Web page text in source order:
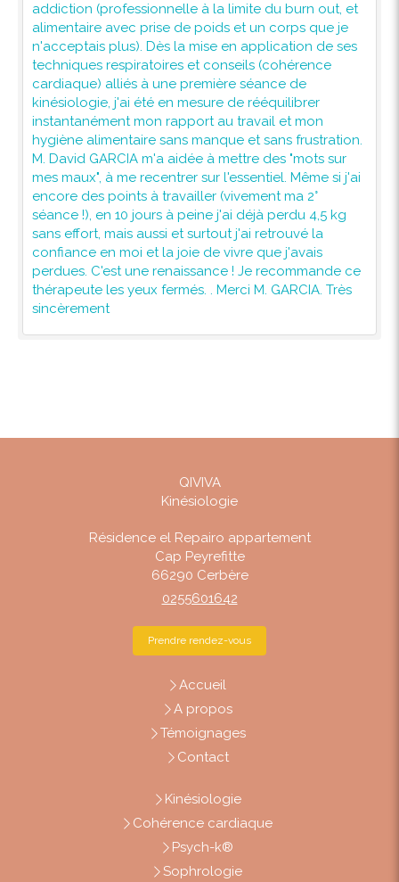
addiction (professionnelle à la limite du burn out, et
alimentaire avec prise de poids et un corps que je
n'acceptais plus). Dès la mise en application de ses
techniques respiratoires et conseils (cohérence
cardiaque) alliés à une première séance de
kinésiologie, j'ai été en mesure de rééquilibrer
instantanément mon rapport au travail et mon
hygiène alimentaire sans manque et sans frustration.
M. David GARCIA m'a aidée à mettre des "mots sur
mes maux", à me recentrer sur l'essentiel. Même si j'ai
encore des points à travailler (vivement ma 2°
séance !), en 10 jours à peine j'ai déjà perdu 4,5 kg
sans effort, mais aussi et surtout j'ai retrouvé la
confiance en moi et la joie de vivre que j'avais
perdues. C'est une renaissance ! Je recommande ce
thérapeute les yeux fermés. . Merci M. GARCIA. Très
sincèrement
QIVIVA
Kinésiologie
Résidence el Repairo appartement
Cap Peyrefitte
66290 Cerbère
0255601642
Prendre rendez-vous
Accueil
A propos
Témoignages
Contact
Kinésiologie
Cohérence cardiaque
Psych-k®
Sophrologie